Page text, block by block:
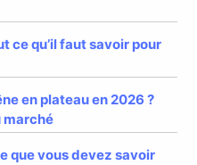
ce qu’il faut savoir pour
en plateau en 2026 ?
marché
que vous devez savoir